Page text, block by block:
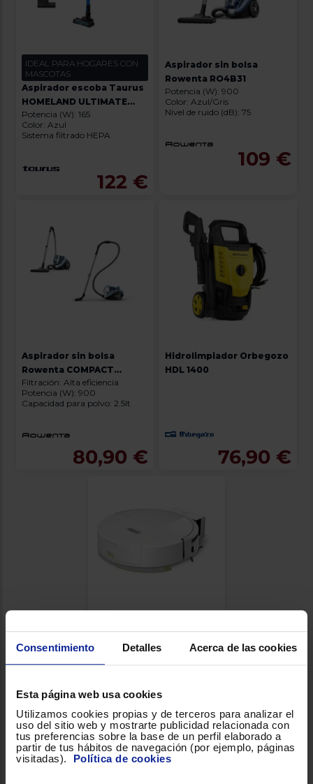
Consentimiento Detalles Acerca de las cookies
Esta página web usa cookies
Utilizamos cookies propias y de terceros para analizar el
uso del sitio web y mostrarte publicidad relacionada con
tus preferencias sobre la base de un perfil elaborado a
partir de tus hábitos de navegación (por ejemplo, páginas
visitadas). Política de cookies
IDEAL PARA HOGARES CON
MASCOTAS
Aspirador escoba Taurus
HOMELAND ULTIMATE
ANIMAL
Potencia (W): 165
Color: Azul
Sistema filtrado HEPA
122 €
Aspirador sin bolsa
Rowenta RO4B31
Potencia (W): 900
Color: Azul/Gris
Nivel de ruido (dB): 75
109 €
Aspirador sin bolsa
Rowenta COMPACT
POWER XXL RO4B11EA
Filtración: Alta eficiencia
Potencia (W): 900
Capacidad para polvo: 2.5lt
80,90 €
Hidrolimpiador Orbegozo
HDL 1400
76,90 €
Robot aspirador iRobot
205 DUSTCOMPACTOR
a la serie 600
Sistema filtrado HEPA
211 €